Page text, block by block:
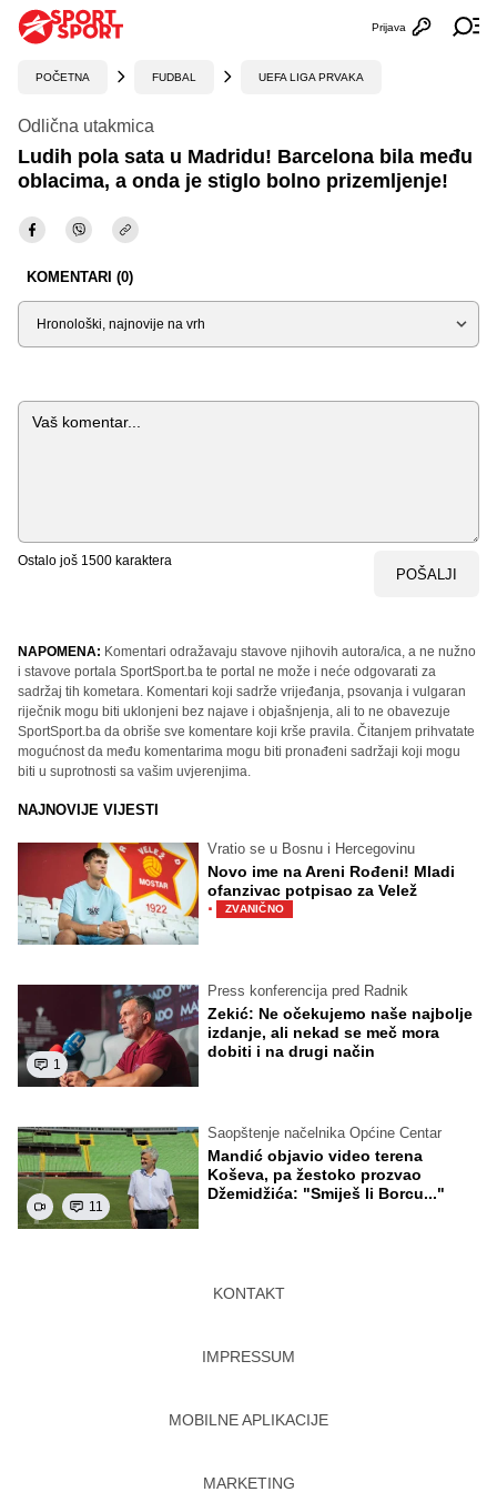
Otvori
Prijava
POČETNA FUDBAL UEFA LIGA PRVAKA
Odlična utakmica
Ludih pola sata u Madridu! Barcelona bila među
oblacima, a onda je stiglo bolno prizemljenje!
KOMENTARI (0)
Sortiraj
Komentar
Ostalo još 1500 karaktera
POŠALJI
NAPOMENA: Komentari odražavaju stavove njihovih autora/ica, a ne nužno
i stavove portala SportSport.ba te portal ne može i neće odgovarati za
sadržaj tih kometara. Komentari koji sadrže vrijeđanja, psovanja i vulgaran
riječnik mogu biti uklonjeni bez najave i objašnjenja, ali to ne obavezuje
SportSport.ba da obriše sve komentare koji krše pravila. Čitanjem prihvatate
mogućnost da među komentarima mogu biti pronađeni sadržaji koji mogu
biti u suprotnosti sa vašim uvjerenjima.
NAJNOVIJE VIJESTI
Vratio se u Bosnu i Hercegovinu
Novo ime na Areni Rođeni! Mladi
ofanzivac potpisao za Velež
· ZVANIČNO
1
Press konferencija pred Radnik
Zekić: Ne očekujemo naše najbolje
izdanje, ali nekad se meč mora
dobiti i na drugi način
11
Saopštenje načelnika Općine Centar
Mandić objavio video terena
Koševa, pa žestoko prozvao
Džemidžića: "Smiješ li Borcu..."
KONTAKT
IMPRESSUM
MOBILNE APLIKACIJE
MARKETING